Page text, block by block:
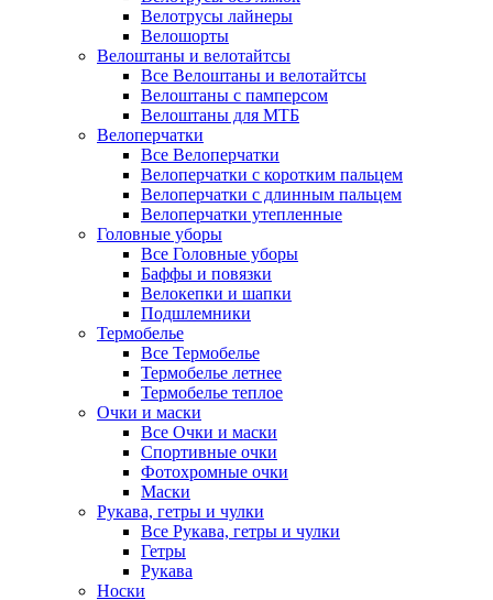
Велотрусы лайнеры
Велошорты
Велоштаны и велотайтсы
Все Велоштаны и велотайтсы
Велоштаны с памперсом
Велоштаны для МТБ
Велоперчатки
Все Велоперчатки
Велоперчатки с коротким пальцем
Велоперчатки с длинным пальцем
Велоперчатки утепленные
Головные уборы
Все Головные уборы
Баффы и повязки
Велокепки и шапки
Подшлемники
Термобелье
Все Термобелье
Термобелье летнее
Термобелье теплое
Очки и маски
Все Очки и маски
Спортивные очки
Фотохромные очки
Маски
Рукава, гетры и чулки
Все Рукава, гетры и чулки
Гетры
Рукава
Носки